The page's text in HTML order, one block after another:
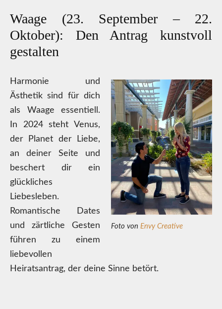
Waage (23. September – 22.
Oktober): Den Antrag kunstvoll
gestalten
Foto von Envy Creative
Harmonie und
Ästhetik sind für dich
als Waage essentiell.
In 2024 steht Venus,
der Planet der Liebe,
an deiner Seite und
beschert dir ein
glückliches
Liebesleben.
Romantische Dates
und zärtliche Gesten
führen zu einem
liebevollen
Heiratsantrag, der deine Sinne betört.